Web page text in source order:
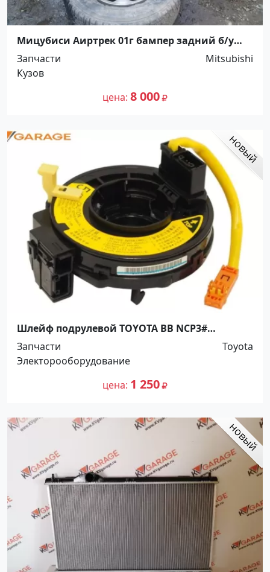
Мицубиси Аиртрек 01г бампер задний б/у
Краснодар
Запчасти
Mitsubishi
Кузов
цена 8 000
Шлейф подрулевой TOYOTA BB NCP3#
Краснодар
Запчасти
Toyota
Электорооборудование
цена 1 250